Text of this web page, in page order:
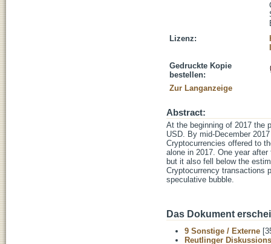
Lizenz:
Gedruckte Kopie
bestellen:
Zur Langanzeige
Abstract:
At the beginning of 2017 the
USD. By mid-December
Cryptocurrencies offered to
alone in 2017. One year
but it also fell below the
Cryptocurrency transactions
speculative bubble.
Das Dokument
9 Sonstige / Externe
Reutlinger